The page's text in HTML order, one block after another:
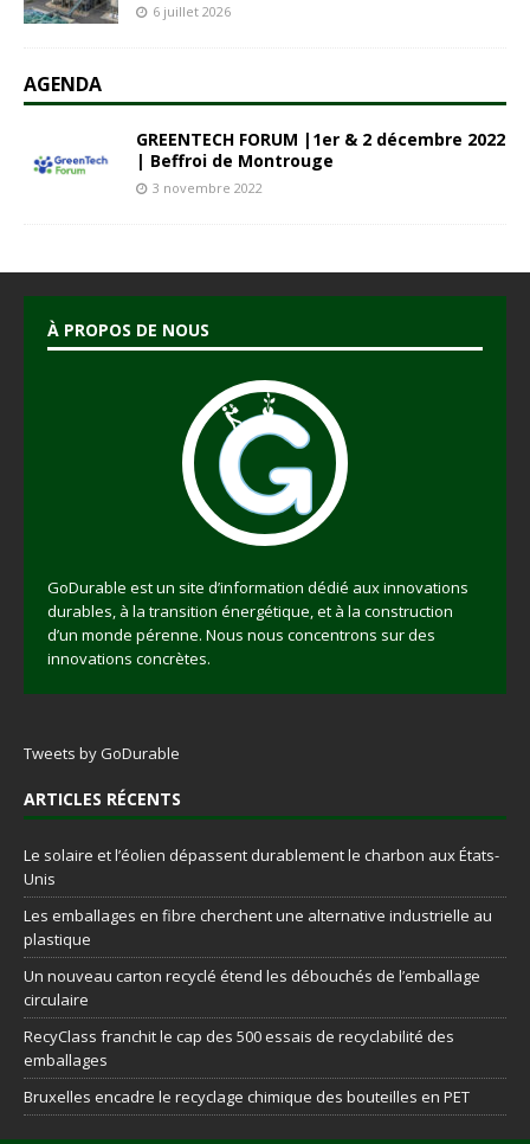
6 juillet 2026
AGENDA
GREENTECH FORUM |1er & 2 décembre 2022
| Beffroi de Montrouge
3 novembre 2022
À PROPOS DE NOUS
GoDurable est un site d’information dédié aux innovations
durables, à la transition énergétique, et à la construction
d’un monde pérenne. Nous nous concentrons sur des
innovations concrètes.
Tweets by GoDurable
ARTICLES RÉCENTS
Le solaire et l’éolien dépassent durablement le charbon aux États-
Unis
Les emballages en fibre cherchent une alternative industrielle au
plastique
Un nouveau carton recyclé étend les débouchés de l’emballage
circulaire
RecyClass franchit le cap des 500 essais de recyclabilité des
emballages
Bruxelles encadre le recyclage chimique des bouteilles en PET